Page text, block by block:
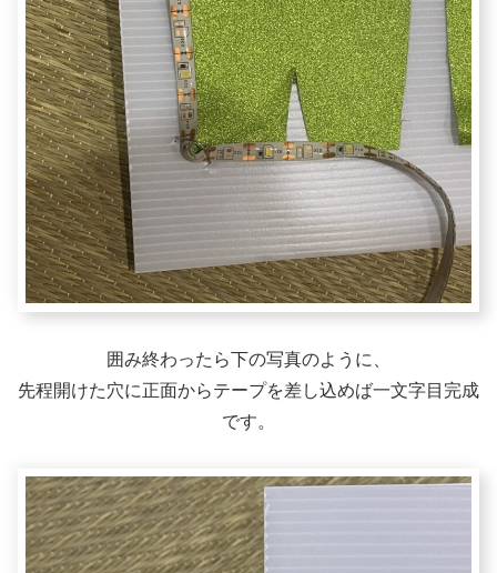
囲み終わったら下の写真のように、
先程開けた穴に正面からテープを差し込めば一文字目完成
です。